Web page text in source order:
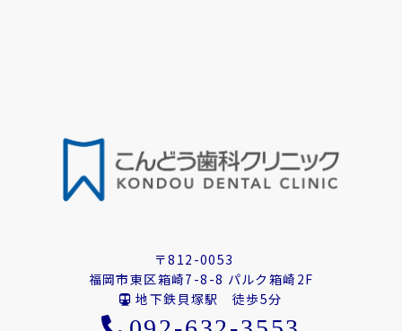
〒812-0053
福岡市東区箱崎7-8-8 パルク箱崎2F
地下鉄貝塚駅 徒歩5分